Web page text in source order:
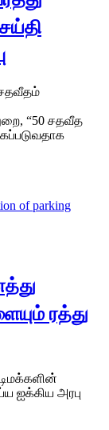
சதவீதம்
“50 சதவீத
ரத்து
ஐக்கிய அரபு